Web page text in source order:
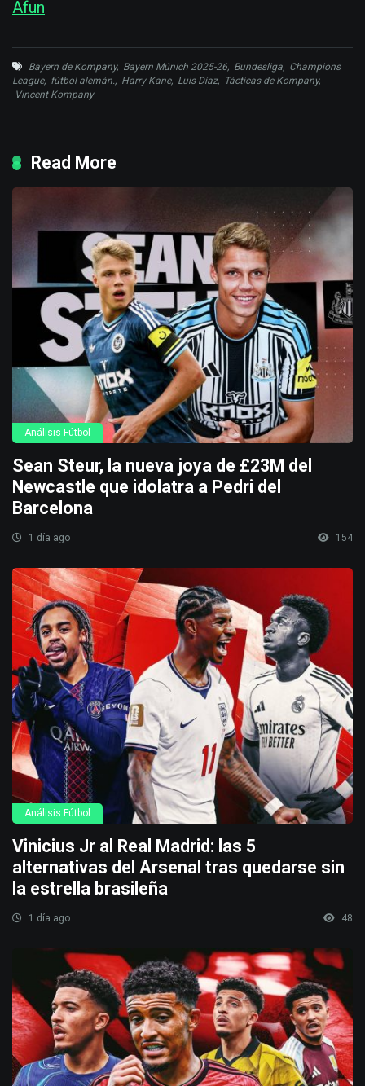
Afun
Bayern de Kompany, Bayern Múnich 2025-26, Bundesliga, Champions
League, fútbol alemán., Harry Kane, Luis Díaz, Tácticas de Kompany,
Vincent Kompany
Read More
Análisis Fútbol
Sean Steur, la nueva joya de £23M del
Newcastle que idolatra a Pedri del
Barcelona
1 día ago 154
Análisis Fútbol
Vinicius Jr al Real Madrid: las 5
alternativas del Arsenal tras quedarse sin
la estrella brasileña
1 día ago 48